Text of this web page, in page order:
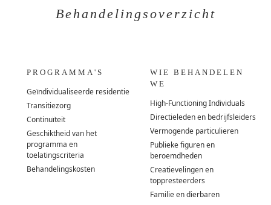
Behandelingsoverzicht
PROGRAMMA'S
Geïndividualiseerde residentie
Transitiezorg
Continuïteit
Geschiktheid van het
programma en
toelatingscriteria
Behandelingskosten
WIE BEHANDELEN
WE
High-Functioning Individuals
Directieleden en bedrijfsleiders
Vermogende particulieren
Publieke figuren en
beroemdheden
Creatievelingen en
toppresteerders
Familie en dierbaren